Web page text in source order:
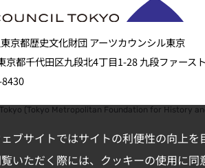
ブサイトではサイトの利便性の向上
覧いただく際には、クッキーの使用に同
京都歴史文化財団 アーツカウンシル東京
京都千代田区九段北4丁目1-28 九段ファース
(Tokyo Metropolitan Foundation for History